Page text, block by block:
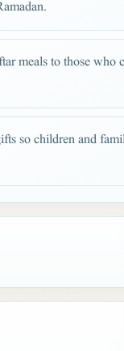
meals to those who
so children and